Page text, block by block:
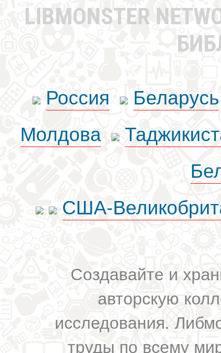
LIBMONSTER
Россия
Беларусь
Молдова
США-
Создавайте и
авторскую
исследования.
труды по всему